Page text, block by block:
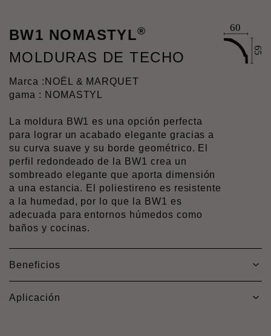
BW1 NOMASTYL®
MOLDURAS DE TECHO
Marca : NOËL & MARQUET
gama : NOMASTYL
La moldura BW1 es una opción perfecta
para lograr un acabado elegante gracias a
su curva suave y su borde geométrico. El
perfil redondeado de la BW1 crea un
sombreado elegante que aporta dimensión
a una estancia. El poliestireno es resistente
a la humedad, por lo que la BW1 es
adecuada para entornos húmedos como
baños y cocinas.
Beneficios
Aplicación